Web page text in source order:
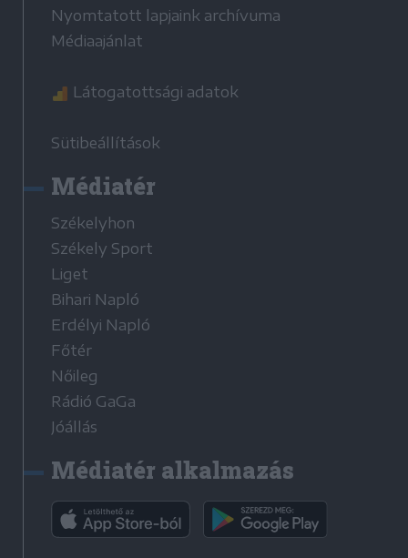
Nyomtatott lapjaink archívuma
Médiaajánlat
Látogatottsági adatok
Sütibeállítások
Médiatér
Székelyhon
Székely Sport
Liget
Bihari Napló
Erdélyi Napló
Főtér
Nőileg
Rádió GaGa
Jóállás
Médiatér alkalmazás